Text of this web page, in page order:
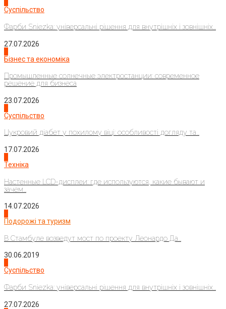
Суспільство
Фарби Sniezka: універсальні рішення для внутрішніх і зовнішніх...
27.07.2026
Бізнес та економіка
Промышленные солнечные электростанции: современное
решение для бизнеса
23.07.2026
Суспільство
Цукровий діабет у похилому віці: особливості догляду та...
17.07.2026
Техніка
Настенные LCD-дисплеи: где используются, какие бывают и
зачем...
14.07.2026
Подорожі та туризм
В Стамбуле возведут мост по проекту Леонардо Да...
30.06.2019
Суспільство
Фарби Sniezka: універсальні рішення для внутрішніх і зовнішніх...
27.07.2026